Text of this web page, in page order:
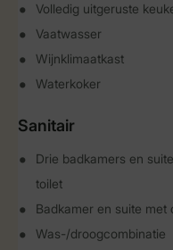
Volledig uitgeruste
Vaatwasser
Wijnklimaatkast
Waterkoker
Sanitair
Drie badkamers en
toilet
Badkamer en suite
Was-/droogcombinatie